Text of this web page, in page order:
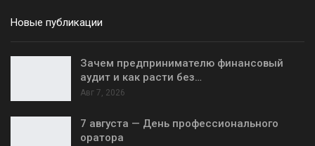
Новые публикации
Зачем предпринимателю финансовый
аудит и как расти без…
Авг 7, 2026
7 августа — День профессионального
оратора